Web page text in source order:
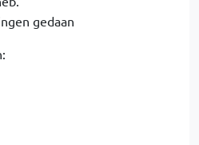
gedaan